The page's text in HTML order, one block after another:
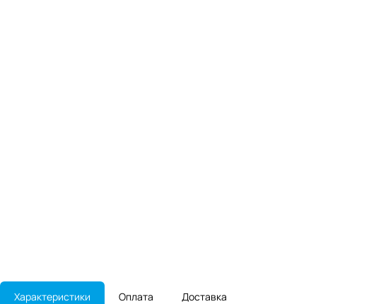
Характеристики Оплата Доставка